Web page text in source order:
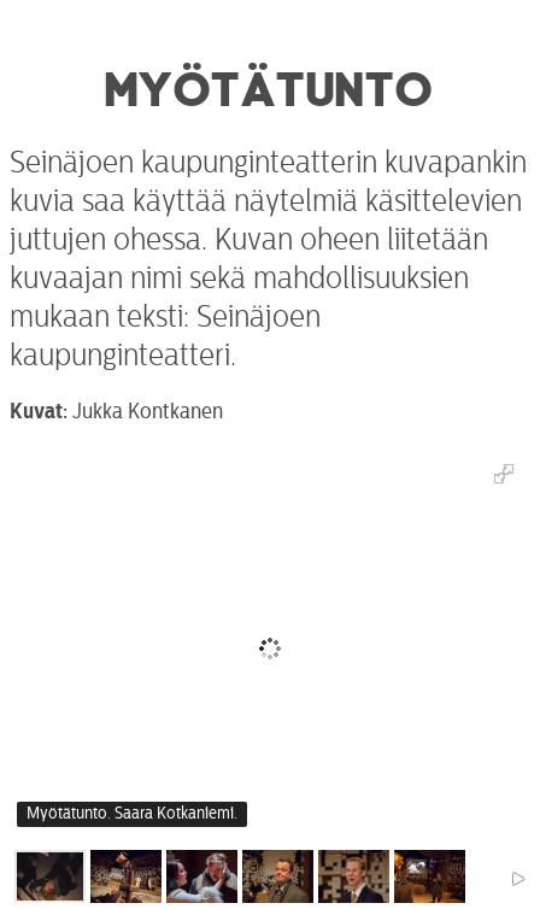
MYÖTÄTUNTO
Seinäjoen kaupunginteatterin kuvapankin
kuvia saa käyttää näytelmiä käsittelevien
juttujen ohessa. Kuvan oheen liitetään
kuvaajan nimi sekä mahdollisuuksien
mukaan teksti: Seinäjoen
kaupunginteatteri.
Kuvat: Jukka Kontkanen
Myötätunto. Saara Kotkaniemi.